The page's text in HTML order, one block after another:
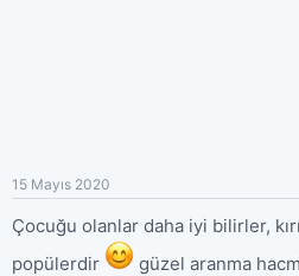
15 Mayıs 2020
Çocuğu olanlar daha iyi bilirler,
popülerdir
güzel aranma